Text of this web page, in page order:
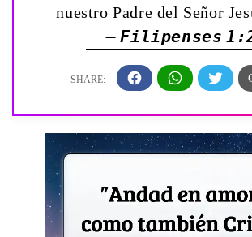
nuestro Padre del Señor
— Filipenses